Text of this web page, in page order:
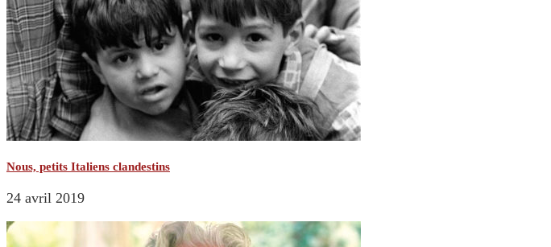
Nous, petits Italiens clandestins
24 avril 2019